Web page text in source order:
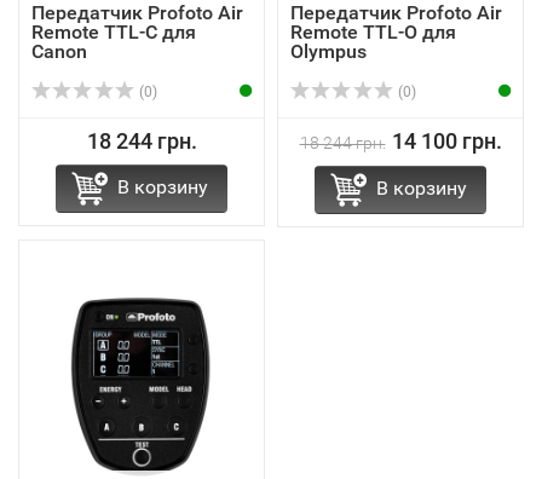
Передатчик Profoto Air
Remote TTL-С для
Canon
(0)
18 244 грн.
В корзину
Передатчик Profoto Air
Remote TTL-O для
Olympus
(0)
18 244 грн. 14 100 грн.
В корзину